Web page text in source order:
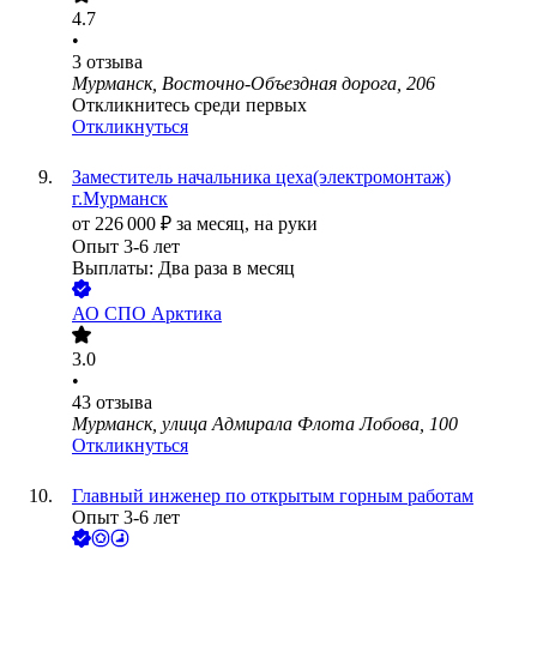
4.7
•
3 отзыва
Мурманск, Восточно-Объездная дорога, 206
Откликнитесь среди первых
Откликнуться
Заместитель начальника цеха(электромонтаж)
г.Мурманск
от 226 000 ₽ за месяц, на руки
Опыт 3-6 лет
Выплаты: Два раза в месяц
АО СПО Арктика
3.0
•
43 отзыва
Мурманск, улица Адмирала Флота Лобова, 100
Откликнуться
Главный инженер по открытым горным работам
Опыт 3-6 лет